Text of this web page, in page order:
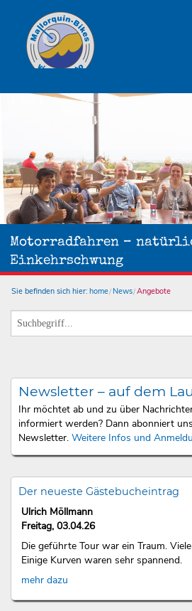
Motorradfahren –
Einkehrschwung
Sie befinden sich hier: home News Angebote
Newsletter – auf dem
Ihr möchtet ab und zu über
informiert werden? Dann abonniert
Newsletter. Weitere Infos und
Der neueste Gästebucheintrag
Ulrich Möllmann
Freitag, 03.04.26
Die geführte Tour war ein Traum.
Einige Kurven waren sehr spannend.
mehr dazu